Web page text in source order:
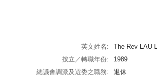
英文姓名:
The Rev LAU
按立／轉職年份:
1989
總議會調派及選委之職務:
退休